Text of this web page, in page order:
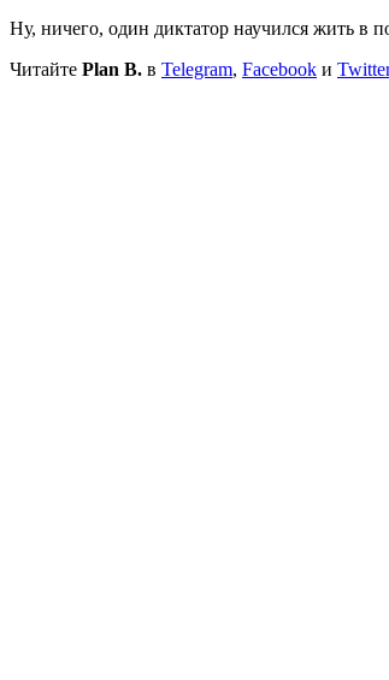
Ну, ничего, один диктатор научился жить в
Читайте Plan B. в Telegram, Facebook и